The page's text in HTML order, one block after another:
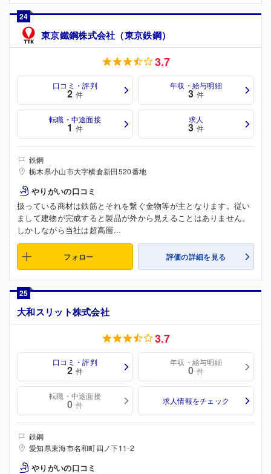
24
東京鐵鋼株式会社（東京鉄鋼）
3.7
口コミ・評判
2 件
年収・給与明細
3 件
転職・中途面接
1 件
求人
3 件
鉄鋼
栃木県小山市大字横倉新田520番地
やりがいの口コミ
扱っている商材は鉄筋とそれを繋ぐ金物等が主となります。従い
まして建物が完成すると製品が外から見えることはありません。
しかしながら当社は超高層...
フォロー 評価の詳細を見る
25
大和スリット株式会社
3.7
口コミ・評判
2 件
年収・給与明細
0 件
転職・中途面接
0 件 求人情報をチェック
鉄鋼
愛知県東海市名和町四ノ下11-2
やりがいの口コミ